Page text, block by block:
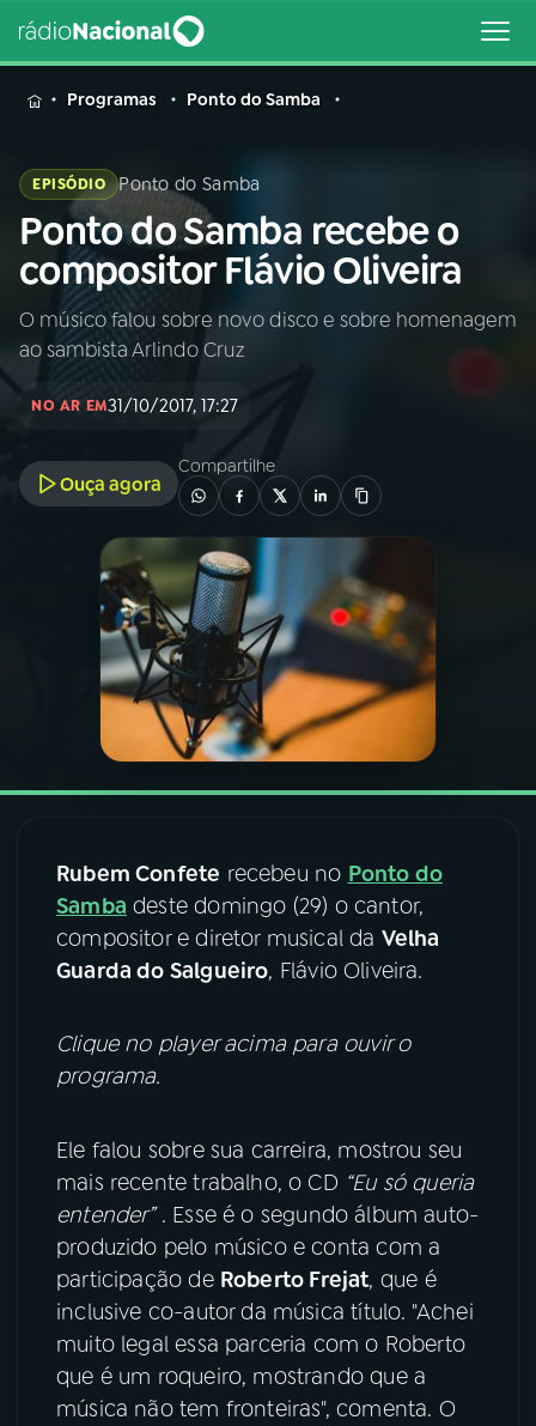
MENU
Buscar
na
Rádio
Nacional
Buscar
AO VIVO
PROGRAMAÇÃO
PROGRAMAS
PODCASTS
07ÚLTIMAS
FESTIVAL DE MÚSICA
Instagram X
TikTok
Programas Ponto do Samba
EPISÓDIO Ponto do Samba
Ponto do Samba recebe o
compositor Flávio Oliveira
O músico falou sobre novo disco e sobre homenagem
ao sambista Arlindo Cruz
NO AR EM31/10/2017, 17:27
Ouça agora
Compartilhe
Rubem Confete recebeu no Ponto do
Samba deste domingo (29) o cantor,
compositor e diretor musical da Velha
Guarda do Salgueiro, Flávio Oliveira.
Clique no player acima para ouvir o
programa.
Ele falou sobre sua carreira, mostrou seu
mais recente trabalho, o CD “Eu só queria
entender”. Esse é o segundo álbum auto-
produzido pelo músico e conta com a
participação de Roberto Frejat, que é
inclusive co-autor da música título. "Achei
muito legal essa parceria com o Roberto
que é um roqueiro, mostrando que a
música não tem fronteiras", comenta. O